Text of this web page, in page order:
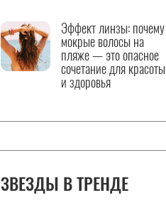
Эффект линзы: почему
мокрые волосы на
пляже — это опасное
сочетание для красоты
и здоровья
ЗВЕЗДЫ В ТРЕНДЕ